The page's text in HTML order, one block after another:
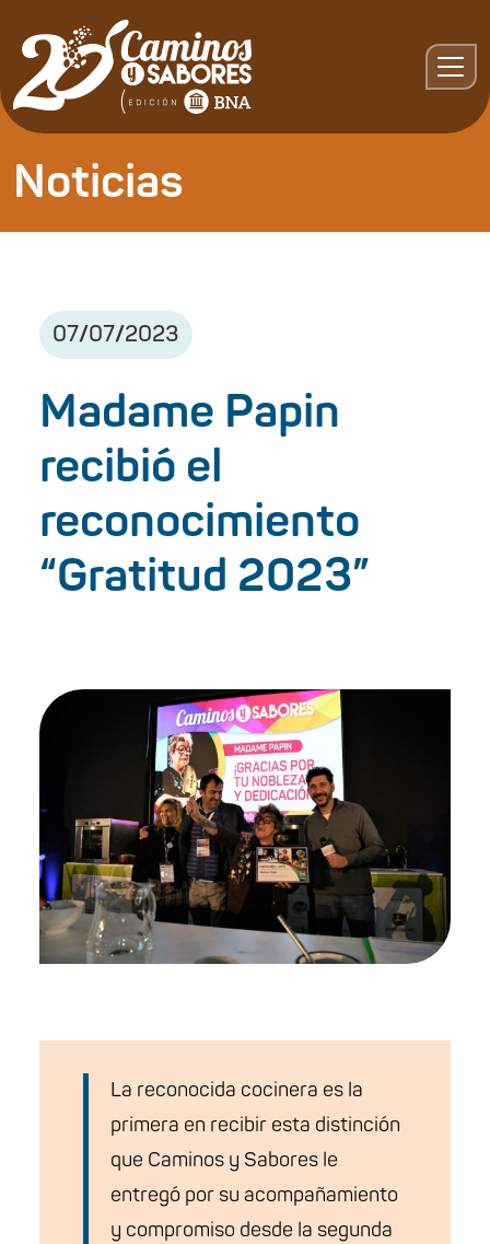
Noticias
07/07/2023
Madame Papin
recibió el
reconocimiento
“Gratitud 2023”
La reconocida cocinera es la
primera en recibir esta distinción
que Caminos y Sabores le
entregó por su acompañamiento
y compromiso desde la segunda